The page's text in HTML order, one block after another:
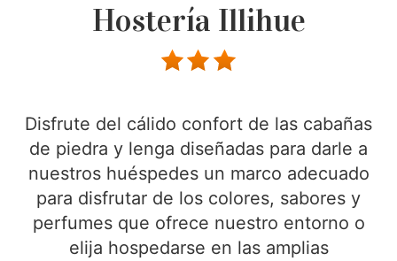
Hostería Illihue
Disfrute del cálido confort de las cabañas
de piedra y lenga diseñadas para darle a
nuestros huéspedes un marco adecuado
para disfrutar de los colores, sabores y
perfumes que ofrece nuestro entorno o
elija hospedarse en las amplias